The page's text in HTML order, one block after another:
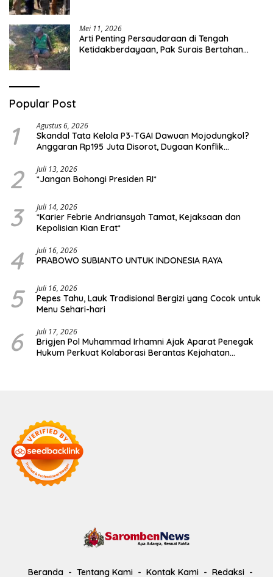
Mei 11, 2026
Arti Penting Persaudaraan di Tengah
Ketidakberdayaan, Pak Surais Bertahan
Popular Post
1 Agustus 6, 2026
Skandal Tata Kelola P3-TGAI Dawuan Mojodungkol?
Anggaran Rp195 Juta Disorot, Dugaan Konflik
2 Juli 13, 2026
*Jangan Bohongi Presiden RI*
3 Juli 14, 2026
*Karier Febrie Andriansyah Tamat, Kejaksaan dan
Kepolisian Kian Erat*
4 Juli 16, 2026
PRABOWO SUBIANTO UNTUK INDONESIA RAYA
5 Juli 16, 2026
Pepes Tahu, Lauk Tradisional Bergizi yang Cocok untuk
Menu Sehari-hari
6 Juli 17, 2026
Brigjen Pol Muhammad Irhamni Ajak Aparat Penegak
Hukum Perkuat Kolaborasi Berantas Kejahatan
Beranda Tentang Kami Kontak Kami Redaksi